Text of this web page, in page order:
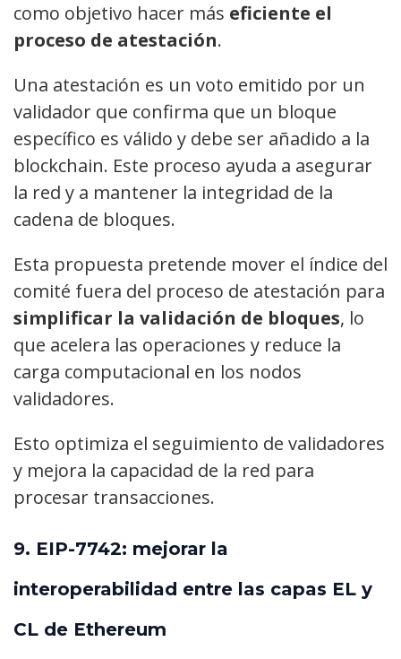
como objetivo hacer más eficiente el
proceso de atestación.
Una atestación es un voto emitido por un
validador que confirma que un bloque
específico es válido y debe ser añadido a la
blockchain. Este proceso ayuda a asegurar
la red y a mantener la integridad de la
cadena de bloques.
Esta propuesta pretende mover el índice del
comité fuera del proceso de atestación para
simplificar la validación de bloques, lo
que acelera las operaciones y reduce la
carga computacional en los nodos
validadores.
Esto optimiza el seguimiento de validadores
y mejora la capacidad de la red para
procesar transacciones.
9. EIP-7742: mejorar la
interoperabilidad entre las capas EL y
CL de Ethereum